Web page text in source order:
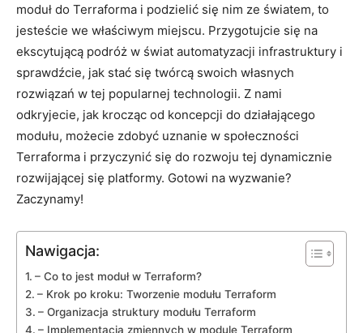
‍moduł do Terraforma i podzielić się nim ze światem, to​
jesteście we ‌właściwym‍ miejscu. Przygotujcie się na
ekscytującą podróż w świat‍ automatyzacji infrastruktury i
sprawdźcie, jak stać się twórcą swoich własnych
rozwiązań w⁤ tej popularnej‍ technologii.​ Z nami
odkryjecie, jak⁣ krocząc od koncepcji​ do​ działającego
modułu, możecie zdobyć⁣ uznanie ​w społeczności
Terraforma i przyczynić się do rozwoju tej dynamicznie
rozwijającej się platformy. Gotowi na wyzwanie?
Zaczynamy!
Nawigacja:
– Co to jest⁢ moduł w ⁤Terraform?
– Krok po kroku: Tworzenie modułu Terraform
– Organizacja ⁢struktury‍ modułu Terraform
– Implementacja zmiennych w module Terraform